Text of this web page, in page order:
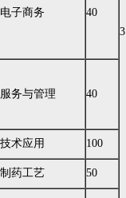
3
子商务 40
务与管理 40
术应用 100
药工艺 50